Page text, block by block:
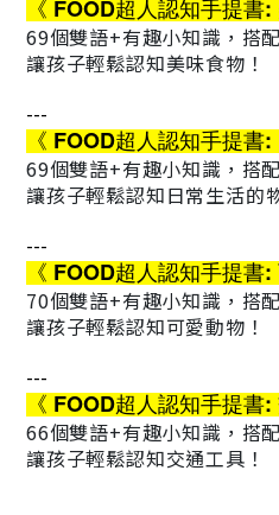
《 FOOD超人認知手提書:
69個雙語+有趣小知識，搭
讓孩子輕鬆認知美味食物！
---
《 FOOD超人認知手提書:
69個雙語+有趣小知識，搭
讓孩子輕鬆認知日常生活的
---
《 FOOD超人認知手提書:
70個雙語+有趣小知識，搭
讓孩子輕鬆認知可愛動物！
---
《 FOOD超人認知手提書:
66個雙語+有趣小知識，搭
讓孩子輕鬆認知交通工具！